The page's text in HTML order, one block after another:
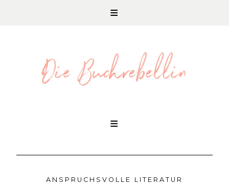
ANSPRUCHSVOLLE LITERATUR